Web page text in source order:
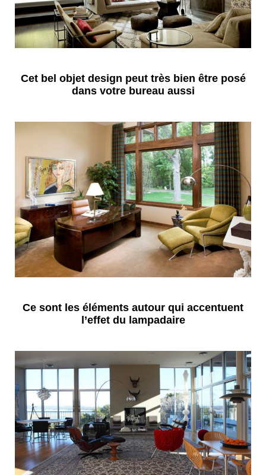
Cet bel objet design peut très bien être posé
dans votre bureau aussi
Ce sont les éléments autour qui accentuent
l’effet du lampadaire